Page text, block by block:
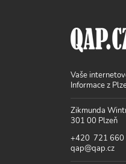
Vaše
Informace z
Zikmunda
301 00 Plzeň
+420 721 660
qap@qap.cz